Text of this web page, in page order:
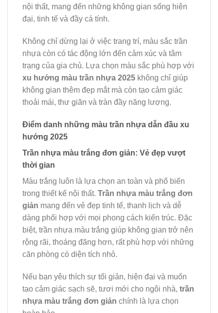
nội thất, mang đến những không gian sống hiện
đại, tinh tế và đầy cá tính.
Không chỉ dừng lại ở việc trang trí, màu sắc trần
nhựa còn có tác động lớn đến cảm xúc và tâm
trạng của gia chủ. Lựa chọn màu sắc phù hợp với
xu hướng màu trần nhựa 2025 không chỉ giúp
không gian thêm đẹp mắt mà còn tạo cảm giác
thoải mái, thư giãn và tràn đầy năng lượng.
Điểm danh những màu trần nhựa dẫn đầu xu
hướng 2025
Trần nhựa màu trắng đơn giản: Vẻ đẹp vượt
thời gian
Màu trắng luôn là lựa chọn an toàn và phổ biến
trong thiết kế nội thất. Trần nhựa màu trắng đơn
giản mang đến vẻ đẹp tinh tế, thanh lịch và dễ
dàng phối hợp với mọi phong cách kiến trúc. Đặc
biệt, trần nhựa màu trắng giúp không gian trở nên
rộng rãi, thoáng đãng hơn, rất phù hợp với những
căn phòng có diện tích nhỏ.
Nếu bạn yêu thích sự tối giản, hiện đại và muốn
tạo cảm giác sạch sẽ, tươi mới cho ngôi nhà, trần
nhựa màu trắng đơn giản chính là lựa chọn